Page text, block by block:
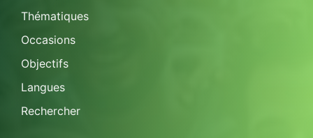
Thématiques
Occasions
Objectifs
Langues
Rechercher